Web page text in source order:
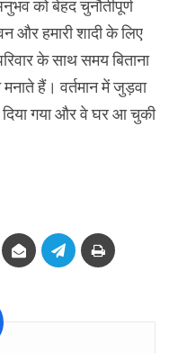
को बेहद चुनौतीपूर्ण
और हमारी शादी के लिए
के साथ समय बिताना
हैं। वर्तमान में जुड़वा
दिया गया और वे घर आ चुकी